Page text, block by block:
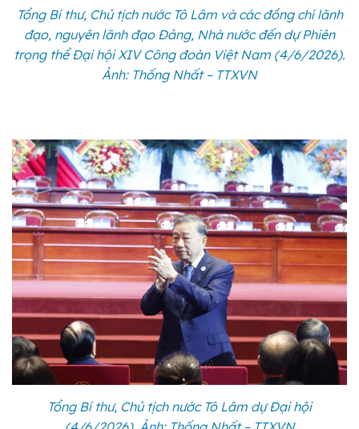
Tổng Bí thư, Chủ tịch nước Tô Lâm và các đồng chí lãnh
đạo, nguyên lãnh đạo Đảng, Nhà nước đến dự Phiên
trọng thể Đại hội XIV Công đoàn Việt Nam (4/6/2026).
Ảnh: Thống Nhất – TTXVN
Tổng Bí thư, Chủ tịch nước Tô Lâm dự Đại hội